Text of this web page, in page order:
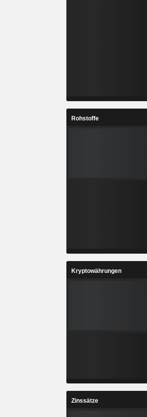
Rohstoffe
Kryptowährungen
Zinssätze